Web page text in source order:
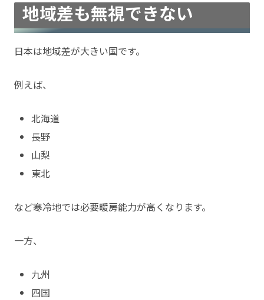
地域差も無視できない
日本は地域差が大きい国です。
例えば、
北海道
長野
山梨
東北
など寒冷地では必要暖房能力が高くなります。
一方、
九州
四国